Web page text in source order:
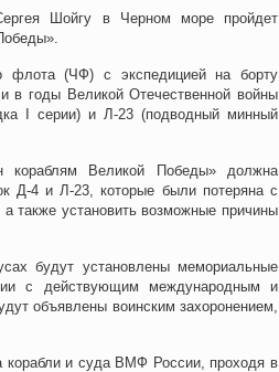
Шойгу в Черном море пройдет
флота (ЧФ) с экспедицией на борту
в годы Великой Отечественной войны
I серии) и Л-23 (подводный минный
кораблям Великой Победы» должна
Д-4 и Л-23, которые были потеряна с
а также установить возможные причины
будут установлены мемориальные
с действующим международным и
объявлены воинским захоронением,
корабли и суда ВМФ России, проходя в